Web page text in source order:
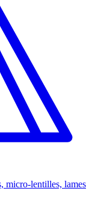
micro-lentilles, lames